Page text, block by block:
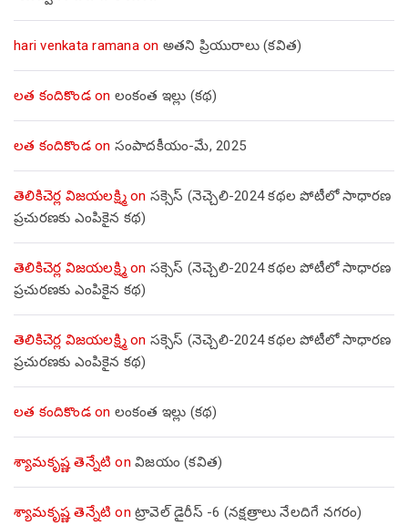
hari venkata ramanaon అతని ప్రియురాలు (కవిత)
లత కందికొండon లంకంత ఇల్లు (కథ)
లత కందికొండon సంపాదకీయం-మే, 2025
తెలికిచెర్ల విజయలక్ష్మిon సక్సెస్ (నెచ్చెలి-2024 కథల పోటీలో సాధారణ
ప్రచురణకు ఎంపికైన కథ)
తెలికిచెర్ల విజయలక్ష్మిon సక్సెస్ (నెచ్చెలి-2024 కథల పోటీలో సాధారణ
ప్రచురణకు ఎంపికైన కథ)
తెలికిచెర్ల విజయలక్ష్మిon సక్సెస్ (నెచ్చెలి-2024 కథల పోటీలో సాధారణ
ప్రచురణకు ఎంపికైన కథ)
లత కందికొండon లంకంత ఇల్లు (కథ)
శ్యామకృష్ణ తెన్నేటి on విజయం (కవిత)
శ్యామకృష్ణ తెన్నేటి on ట్రావెల్ డైరీస్ -6 (నక్షత్రాలు నేలదిగే నగరం)